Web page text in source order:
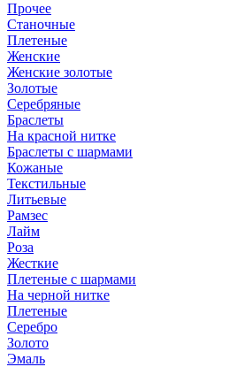
Прочее
Станочные
Плетеные
Женские
Женские золотые
Золотые
Серебряные
Браслеты
На красной нитке
Браслеты с шармами
Кожаные
Текстильные
Литьевые
Рамзес
Лайм
Роза
Жесткие
Плетеные с шармами
На черной нитке
Плетеные
Серебро
Золото
Эмаль